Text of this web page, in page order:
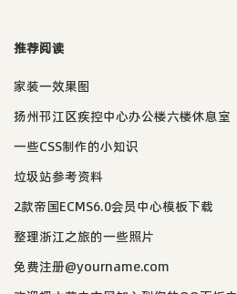
推荐阅读
家装一效果图
扬州邗江区疾控中心办公楼六楼休息室
一些CSS制作的小知识
垃圾站参考资料
2款帝国ECMS6.0会员中心模板下载
整理浙江之旅的一些照片
免费注册@yourname.com